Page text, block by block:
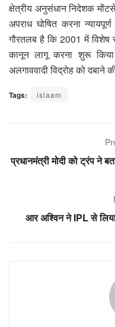
क्षेत्रीय अनुसंधान निदेशक
अपराध घोषित करना
गौरतलब है कि 2001 में विशेष
कानून लागू करना शुरू
अलगाववादी विद्रोह को दबाने
Tags: islaam
प्रधानमंत्री मोदी को ट्रंप ने
आर अश्विन ने IPL से